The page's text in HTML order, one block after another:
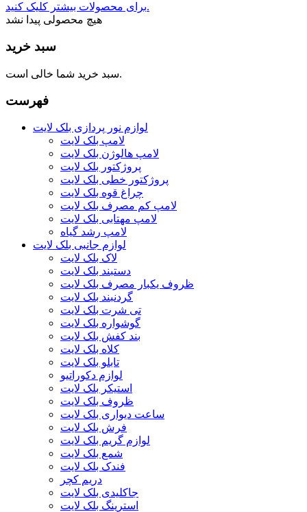
برای محصولات بیشتر کلیک کنید.
هیچ محصولی پیدا نشد
سبد خرید
سبد خرید شما خالی است.
فهرست
لوازم نور پردازی بلک لایت
لامپ بلک لایت
لامپ هالوژن بلک لایت
پروژکتور بلک لایت
پروژکتور خطی بلک لایت
چراغ قوه بلک لایت
لامپ کم مصرف بلک لایت
لامپ مهتابی بلک لایت
لامپ رشد گیاه
لوازم جانبی بلک لایت
لاک بلک لایت
دستبند بلک لایت
ظروف یکبار مصرف بلک لایت
گردنبند بلک لایت
تی شرت بلک لایت
گوشواره بلک لایت
بند کفش بلک لایت
کلاه بلک لایت
تابلو بلک لایت
لوازم دکوراتیو
استیکر بلک لایت
ظروف بلک لایت
ساعت دیواری بلک لایت
فرش بلک لایت
لوازم گریم بلک لایت
شمع بلک لایت
فندک بلک لایت
دریم کچر
جاکلیدی بلک لایت
استرینگ بلک لایت